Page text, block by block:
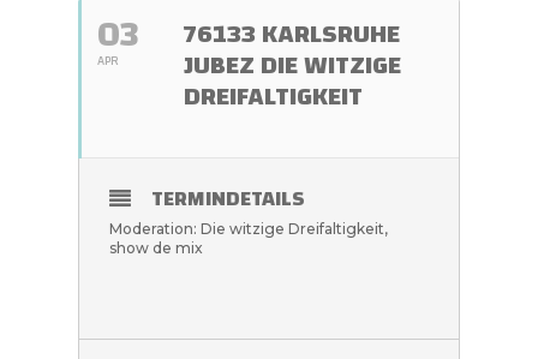
03
APR
76133 KARLSRUHE
JUBEZ DIE WITZIGE
DREIFALTIGKEIT
TERMINDETAILS
Moderation: Die witzige Dreifaltigkeit,
show de mix